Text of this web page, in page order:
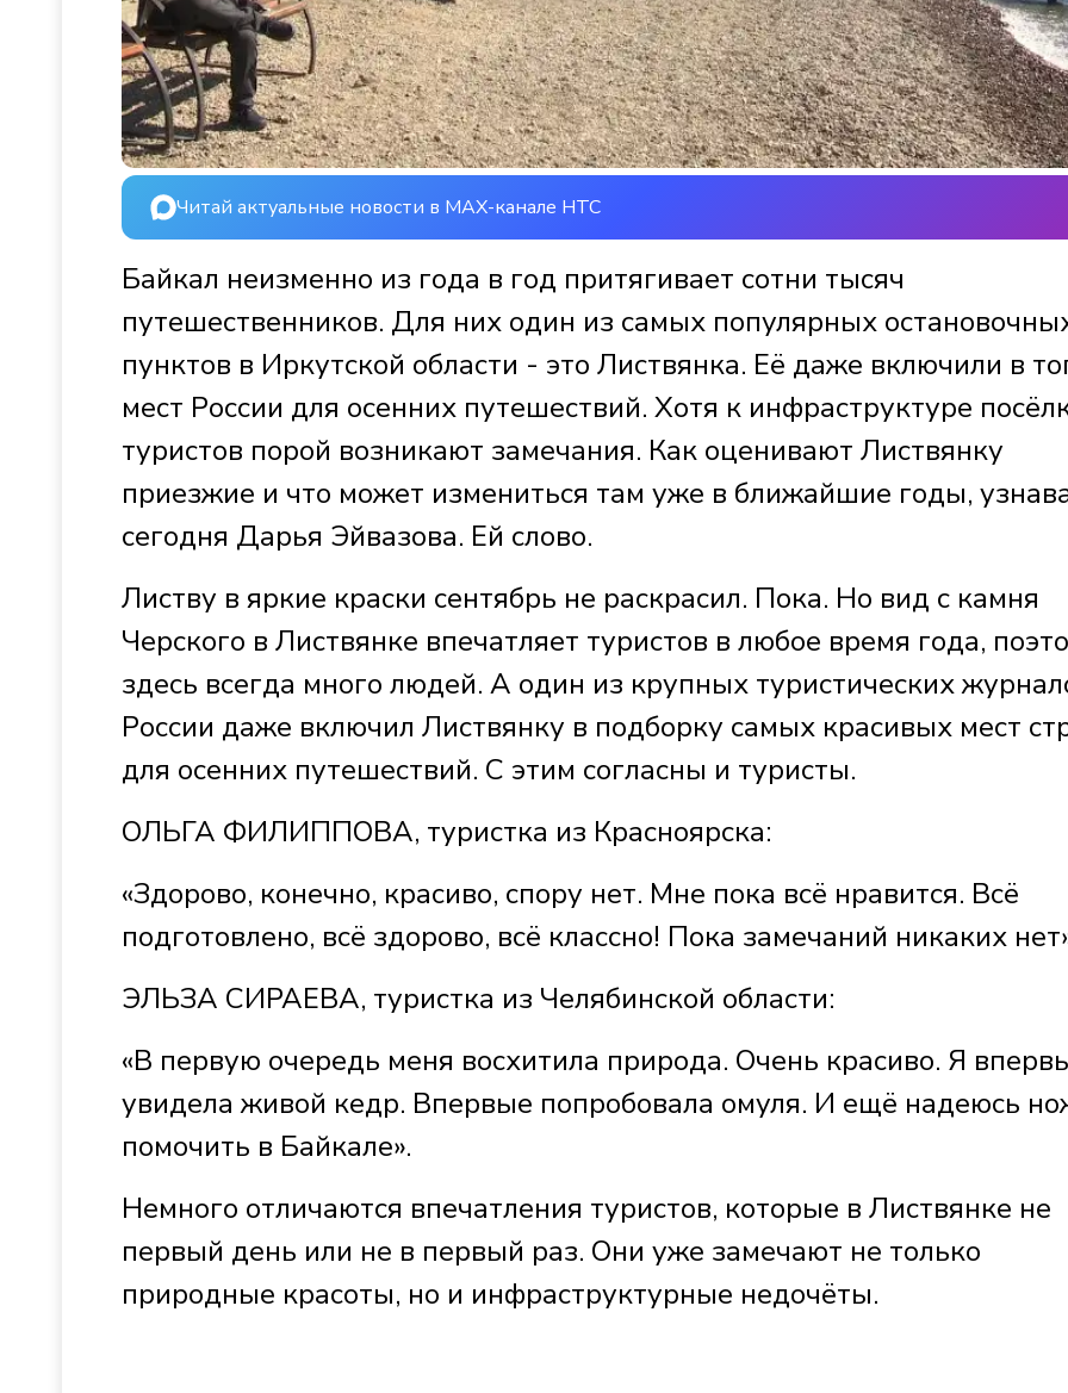
Читай актуальные новости в MAX-канале НТС
Байкал неизменно из года в год притягивает сотни тысяч
путешественников. Для них один из самых популярных
пунктов в Иркутской области - это Листвянка. Её даже включили в
мест России для осенних путешествий. Хотя к инфраструктуре
туристов порой возникают замечания. Как оценивают Листвянку
приезжие и что может измениться там уже в ближайшие годы,
сегодня Дарья Эйвазова. Ей слово.
Листву в яркие краски сентябрь не раскрасил. Пока. Но вид с камня
Черского в Листвянке впечатляет туристов в любое время года,
здесь всегда много людей. А один из крупных туристических
России даже включил Листвянку в подборку самых красивых мест
для осенних путешествий. С этим согласны и туристы.
ОЛЬГА ФИЛИППОВА, туристка из Красноярска:
«Здорово, конечно, красиво, спору нет. Мне пока всё нравится. Всё
подготовлено, всё здорово, всё классно! Пока замечаний никаких
ЭЛЬЗА СИРАЕВА, туристка из Челябинской области:
«В первую очередь меня восхитила природа. Очень красиво. Я
увидела живой кедр. Впервые попробовала омуля. И ещё надеюсь
помочить в Байкале».
Немного отличаются впечатления туристов, которые в Листвянке не
первый день или не в первый раз. Они уже замечают не только
природные красоты, но и инфраструктурные недочёты.